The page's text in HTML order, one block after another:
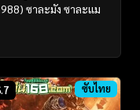
ซาละมัง ซาละแม
ซับไทย